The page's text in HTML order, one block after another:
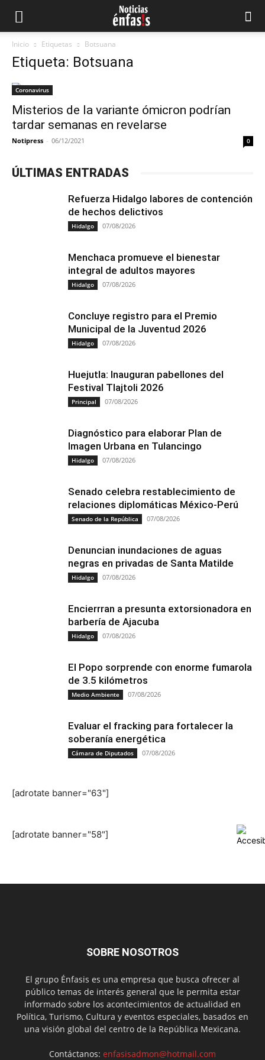
Inicio Etiquetas Botsuana
Etiqueta: Botsuana
Coronavirus
Misterios de la variante ómicron podrían
tardar semanas en revelarse
Notipress - 06/12/2021 0
ÚLTIMAS ENTRADAS
Refuerza Hidalgo labores de contención
de hechos delictivos
Hidalgo 07/08/2026
Menchaca promueve el bienestar
integral de adultos mayores
Hidalgo 07/08/2026
Concluye registro para el Premio
Municipal de la Juventud 2026
Hidalgo 07/08/2026
Huejutla: Inauguran pabellones del
Festival Tlajtoli 2026
Principal 07/08/2026
Diagnóstico para elaborar Plan de
Imagen Urbana en Tulancingo
Hidalgo 07/08/2026
Senado celebra restablecimiento de
relaciones diplomáticas México-Perú
Senado de la República 07/08/2026
Denuncian inundaciones de aguas
negras en privadas de Santa Matilde
Hidalgo 07/08/2026
Encierrran a presunta extorsionadora en
barbería de Ajacuba
Hidalgo 07/08/2026
El Popo sorprende con enorme fumarola
de 3.5 kilómetros
Medio Ambiente 07/08/2026
Evaluar el fracking para fortalecer la
soberanía energética
Cámara de Diputados 07/08/2026
[adrotate banner="63"]
[adrotate banner="58"]
SOBRE NOSOTROS
El grupo Énfasis es una empresa que busca ofrecer al
público temas de interés general que le permita estar
informado sobre los acontecimientos de actualidad en
Política, Turismo, Cultura y eventos especiales, basados en
una visión global del centro de la República Mexicana.
Contáctanos: enfasisadmon@hotmail.com